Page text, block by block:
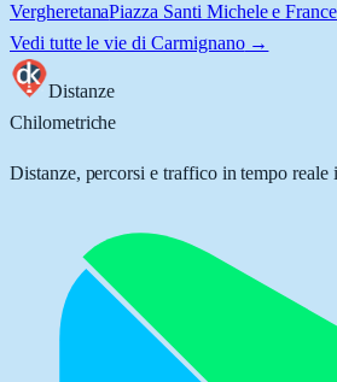
VergheretanaPiazza Santi Michele e
Vedi tutte le vie di Carmignano→
Distanze
Chilometriche
Distanze, percorsi e traffico in tempo reale